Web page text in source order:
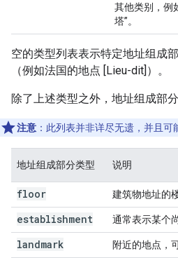
其他类别，例
塔”。
空的类型列表表示特定地址组成
（例如法国的地点 [Lieu-dit]）。
除了上述类型之外，地址组成部
注意 ：此列表并非详尽无遗，并且可
地址组成部分类型 说明
floor 建筑物地址的
establishment 通常表示某个
landmark 附近的地点，